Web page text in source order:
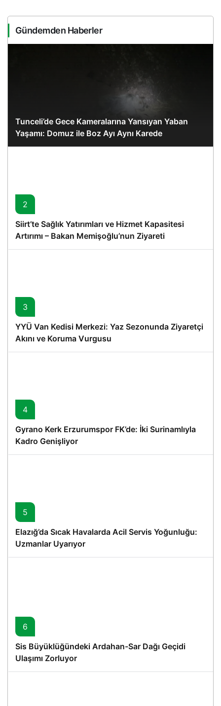
Gündemden Haberler
Tunceli’de Gece Kameralarına Yansıyan Yaban
Yaşamı: Domuz ile Boz Ayı Aynı Karede
2
Siirt’te Sağlık Yatırımları ve Hizmet Kapasitesi
Artırımı – Bakan Memişoğlu’nun Ziyareti
3
YYÜ Van Kedisi Merkezi: Yaz Sezonunda Ziyaretçi
Akını ve Koruma Vurgusu
4
Gyrano Kerk Erzurumspor FK’de: İki Surinamlıyla
Kadro Genişliyor
5
Elazığ’da Sıcak Havalarda Acil Servis Yoğunluğu:
Uzmanlar Uyarıyor
6
Sis Büyüklüğündeki Ardahan-Sar Dağı Geçidi
Ulaşımı Zorluyor